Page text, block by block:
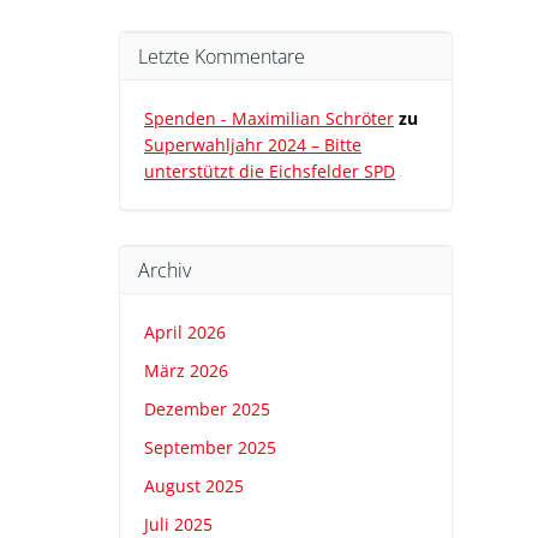
Letzte Kommentare
Spenden - Maximilian Schröter zu
Superwahljahr 2024 – Bitte
unterstützt die Eichsfelder SPD
Archiv
April 2026
März 2026
Dezember 2025
September 2025
August 2025
Juli 2025